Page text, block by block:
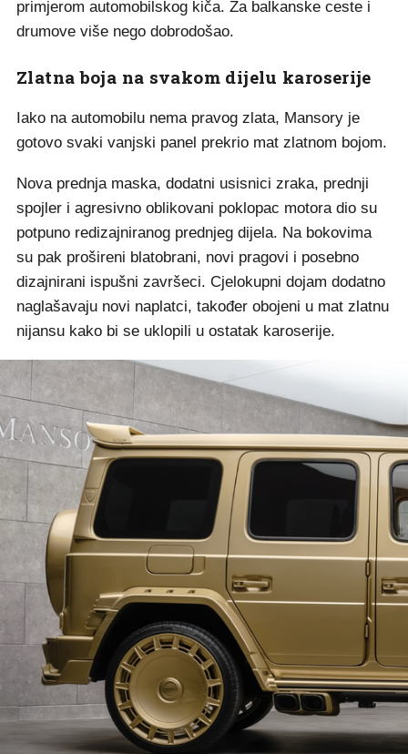
primjerom automobilskog kiča. Za balkanske ceste i
drumove više nego dobrodošao.
Zlatna boja na svakom dijelu karoserije
Iako na automobilu nema pravog zlata, Mansory je
gotovo svaki vanjski panel prekrio mat zlatnom bojom.
Nova prednja maska, dodatni usisnici zraka, prednji
spojler i agresivno oblikovani poklopac motora dio su
potpuno redizajniranog prednjeg dijela. Na bokovima
su pak prošireni blatobrani, novi pragovi i posebno
dizajnirani ispušni završeci. Cjelokupni dojam dodatno
naglašavaju novi naplatci, također obojeni u mat zlatnu
nijansu kako bi se uklopili u ostatak karoserije.